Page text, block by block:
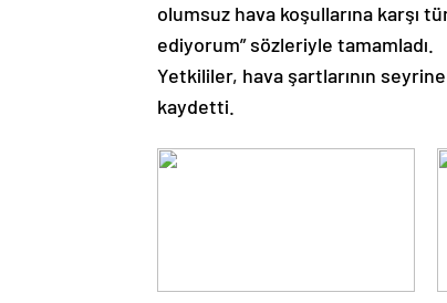
olumsuz hava koşullarına karşı
ediyorum” sözleriyle tamamladı.
Yetkililer, hava şartlarının
kaydetti.